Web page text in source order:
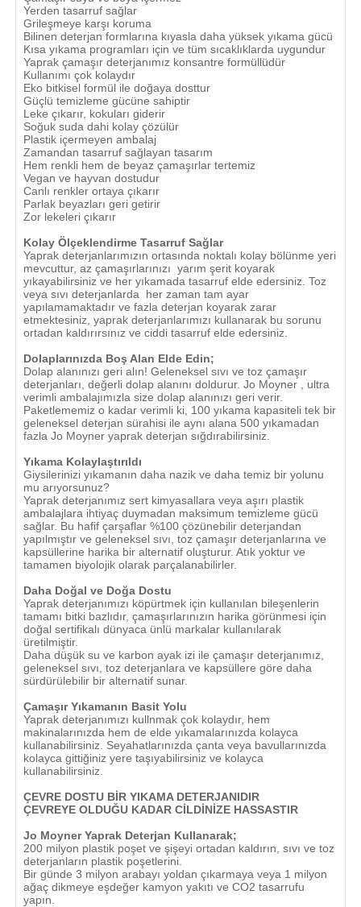
Yerden tasarruf sağlar
Grileşmeye karşı koruma
Bilinen deterjan formlarına kıyasla daha yüksek yıkama gücü
Kısa yıkama programları için ve tüm sıcaklıklarda uygundur
Yaprak çamaşır deterjanımız konsantre formüllüdür
Kullanımı çok kolaydır
Eko bitkisel formül ile doğaya dosttur
Güçlü temizleme gücüne sahiptir
Leke çıkarır, kokuları giderir
Soğuk suda dahi kolay çözülür
Plastik içermeyen ambalaj
Zamandan tasarruf sağlayan tasarım
Hem renkli hem de beyaz çamaşırlar tertemiz
Vegan ve hayvan dostudur
Canlı renkler ortaya çıkarır
Parlak beyazları geri getirir
Zor lekeleri çıkarır
Kolay Ölçeklendirme Tasarruf Sağlar
Yaprak deterjanlarımızın ortasında noktalı kolay bölünme yeri
mevcuttur, az çamaşırlarınızı yarım şerit koyarak
yıkayabilirsiniz ve her yıkamada tasarruf elde edersiniz. Toz
veya sıvı deterjanlarda her zaman tam ayar
yapılamamaktadır ve fazla deterjan koyarak zarar
etmektesiniz, yaprak deterjanlarımızı kullanarak bu sorunu
ortadan kaldırırsınız ve ciddi tasarruf elde edersiniz.
Dolaplarınızda Boş Alan Elde Edin;
Dolap alanınızı geri alın! Geleneksel sıvı ve toz çamaşır
deterjanları, değerli dolap alanını doldurur. Jo Moyner , ultra
verimli ambalajımızla size dolap alanınızı geri verir.
Paketlememiz o kadar verimli ki, 100 yıkama kapasiteli tek bir
geleneksel deterjan sürahisi ile aynı alana 500 yıkamadan
fazla Jo Moyner yaprak deterjan sığdırabilirsiniz.
Yıkama Kolaylaştırıldı
Giysilerinizi yıkamanın daha nazik ve daha temiz bir yolunu
mu arıyorsunuz?
Yaprak deterjanımız sert kimyasallara veya aşırı plastik
ambalajlara ihtiyaç duymadan maksimum temizleme gücü
sağlar. Bu hafif çarşaflar %100 çözünebilir deterjandan
yapılmıştır ve geleneksel sıvı, toz çamaşır deterjanlarına ve
kapsüllerine harika bir alternatif oluşturur. Atık yoktur ve
tamamen biyolojik olarak parçalanabilirler.
Daha Doğal ve Doğa Dostu
Yaprak deterjanımızı köpürtmek için kullanılan bileşenlerin
tamamı bitki bazlıdır, çamaşırlarınızın harika görünmesi için
doğal sertifikalı dünyaca ünlü markalar kullanılarak
üretilmiştir.
Daha düşük su ve karbon ayak izi ile çamaşır deterjanımız,
geleneksel sıvı, toz deterjanlara ve kapsüllere göre daha
sürdürülebilir bir alternatif sunar.
Çamaşır Yıkamanın Basit Yolu
Yaprak deterjanımızı kullnmak çok kolaydır, hem
makinalarınızda hem de elde yıkamalarınızda kolayca
kullanabilirsiniz. Seyahatlarınızda çanta veya bavullarınızda
kolayca gittiğiniz yere taşıyabilirsiniz ve kolayca
kullanabilirsiniz.
ÇEVRE DOSTU BİR YIKAMA DETERJANIDIR
ÇEVREYE OLDUĞU KADAR CİLDİNİZE HASSASTIR
Jo Moyner Yaprak Deterjan Kullanarak;
200 milyon plastik poşet ve şişeyi ortadan kaldırın, sıvı ve toz
deterjanların plastik poşetlerini.
Bir günde 3 milyon arabayı yoldan çıkarmaya veya 1 milyon
ağaç dikmeye eşdeğer kamyon yakıtı ve CO2 tasarrufu
yapın.